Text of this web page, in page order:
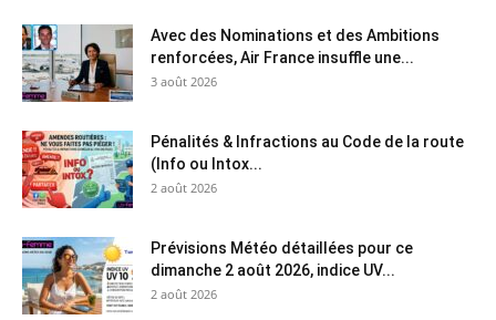
Avec des Nominations et des Ambitions
renforcées, Air France insuffle une...
3 août 2026
Pénalités & Infractions au Code de la route
(Info ou Intox...
2 août 2026
Prévisions Météo détaillées pour ce
dimanche 2 août 2026, indice UV...
2 août 2026